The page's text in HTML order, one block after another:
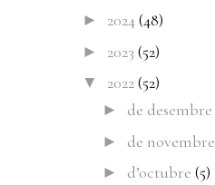
► 2024(48)
► 2023 (52)
▼ 2022(52)
► de desembre
► de novembre
► d’octubre (5)